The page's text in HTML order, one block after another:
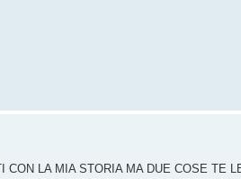
LA MIA STORIA MA DUE COSE TE